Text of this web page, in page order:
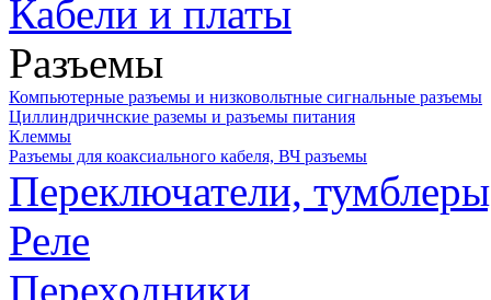
Кабели и платы
Разъемы
Компьютерные разъемы и низковольтные сигнальные разъемы
Циллиндричнские раземы и разъемы питания
Клеммы
Разъемы для коаксиального кабеля, ВЧ разъемы
Переключатели,
Реле
Переходники